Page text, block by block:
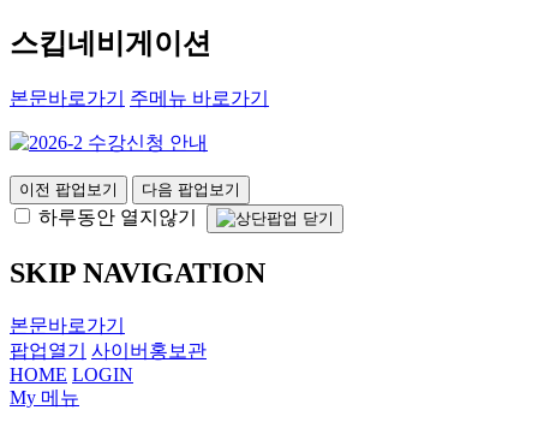
스킵네비게이션
본문바로가기 주메뉴 바로가기
이전 팝업보기 다음 팝업보기
하루동안 열지않기
SKIP NAVIGATION
본문바로가기
팝업열기
사이버홍보관
HOME LOGIN
My 메뉴